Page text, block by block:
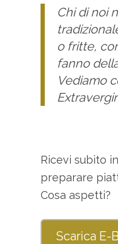
Chi di noi
o fritte,
fanno
Vediamo
Ricevi subito in
preparare
Cosa aspetti?
Scarica E-